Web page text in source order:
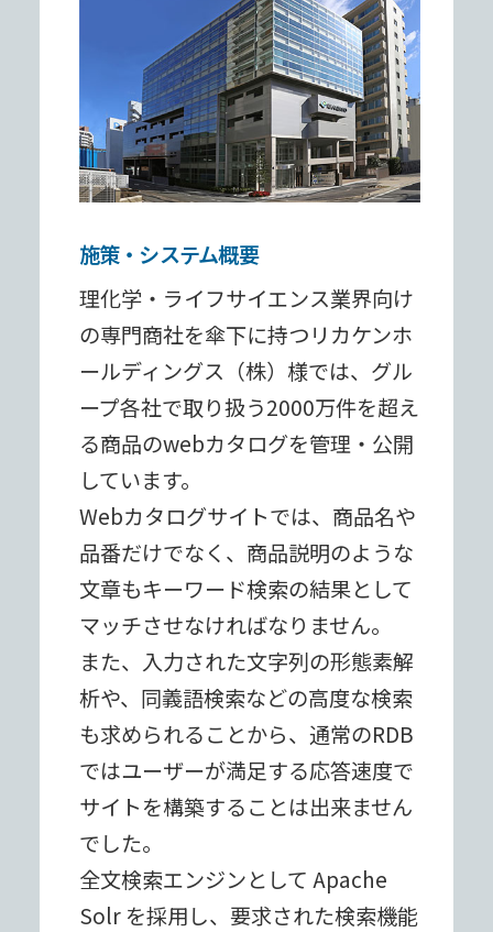
施策・システム概要
理化学・ライフサイエンス業界向け
の専⾨商社を傘下に持つリカケンホ
ールディングス（株）様では、グル
ープ各社で取り扱う2000万件を超え
る商品のwebカタログを管理・公開
しています。
Webカタログサイトでは、商品名や
品番だけでなく、商品説明のような
⽂章もキーワード検索の結果として
マッチさせなければなりません。
また、⼊⼒された⽂字列の形態素解
析や、同義語検索などの⾼度な検索
も求められることから、通常のRDB
ではユーザーが満⾜する応答速度で
サイトを構築することは出来ません
でした。
全⽂検索エンジンとして Apache
Solr を採⽤し、要求された検索機能